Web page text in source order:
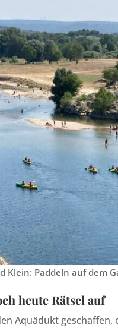
Klein: Paddeln auf dem
heute Rätsel auf
Aquädukt